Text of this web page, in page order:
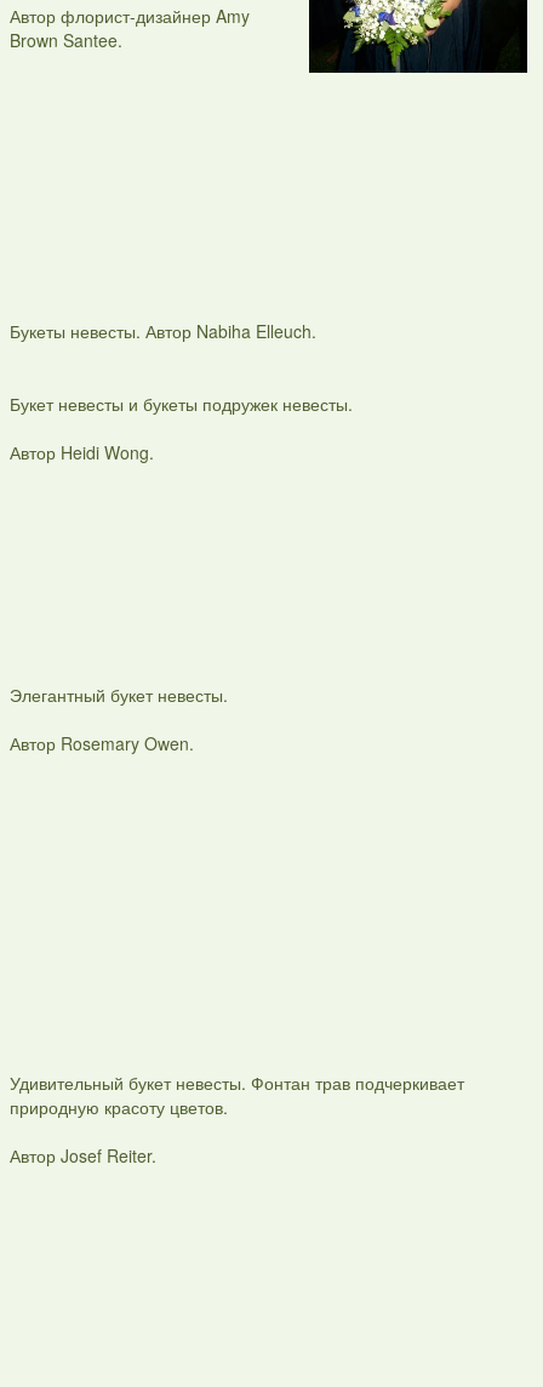
Автор флорист-дизайнер Amy
Brown Santee.
Букеты невесты. Автор Nabiha Elleuch.
Букет невесты и букеты подружек невесты.
Автор Heidi Wong.
Элегантный букет невесты.
Автор Rosemary Owen.
Удивительный букет невесты. Фонтан трав подчеркивает
природную красоту цветов.
Автор Josef Reiter.